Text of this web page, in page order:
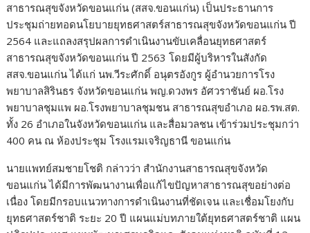
สาธารณสุขจังหวัดขอนแก่น (สสจ.ขอนแก่น) เป็นประธานการ
ประชุมถ่ายทอดนโยบายยุทธศาสตร์สาธารณสุขจังหวัดขอนแก่น ปี
2564 และแถลงสรุปผลการดำเนินงานขับเคลื่อนยุทธศาสตร์
สาธารณสุขจังหวัดขอนแก่น ปี 2563 โดยมีผู้บริหารในสังกัด
สสจ.ขอนแก่น ได้แก่ นพ.วีระศักดิ์ อนุตรอังกูร ผู้อำนวยการโรง
พยาบาลสิรินธร จังหวัดขอนแก่น พญ.ดวงพร อัศวราชันย์ ผอ.โรง
พยาบาลชุมแพ ผอ.โรงพยาบาลชุมชน สาธารณสุขอำเภอ ผอ.รพ.สต.
ทั้ง 26 อำเภอในจังหวัดขอนแก่น และสื่อมวลชน เข้าร่วมประชุมกว่า
400 คน ณ ห้องประชุม โรงแรมเจริญธานี ขอนแก่น
นายแพทย์สมชายโชติ กล่าวว่า สำนักงานสาธารณสุขจังหวัด
ขอนแก่น ได้มีการพัฒนางานเพื่อแก้ไขปัญหาสาธารณสุขอย่างต่อ
เนื่อง โดยมีกรอบแนวทางการดำเนินงานที่ชัดเจน และเชื่อมโยงกับ
ยุทธศาสตร์ชาติ ระยะ 20 ปี แผนแม่บทภายใต้ยุทธศาสตร์ชาติ แผน